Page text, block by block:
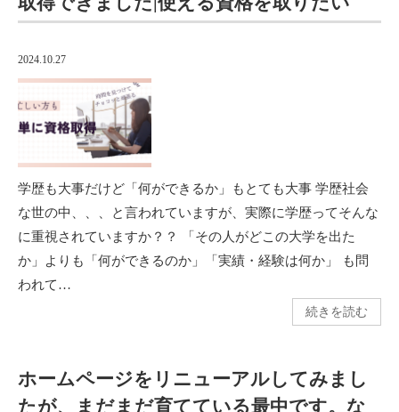
2024.10.27
学歴も大事だけど「何ができるか」もとても大事 学歴社会
な世の中、、、と言われていますが、実際に学歴ってそんな
に重視されていますか？？ 「その人がどこの大学を出た
か」よりも「何ができるのか」「実績・経験は何か」 も問
われて…
続きを読む
ホームページをリニューアルしてみまし
たが、まだまだ育てている最中です。な